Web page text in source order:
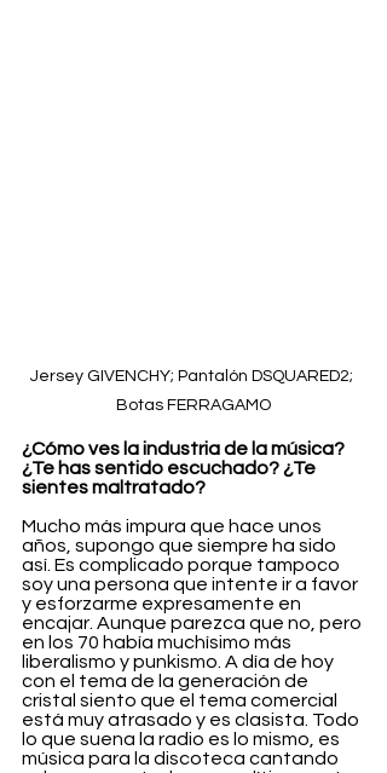
Jersey GIVENCHY; Pantalón DSQUARED2;
Botas FERRAGAMO
¿Cómo ves la industria de la música?
¿Te has sentido escuchado? ¿Te
sientes maltratado?
Mucho más impura que hace unos
años, supongo que siempre ha sido
así. Es complicado porque tampoco
soy una persona que intente ir a favor
y esforzarme expresamente en
encajar. Aunque parezca que no, pero
en los 70 había muchísimo más
liberalismo y punkismo. A día de hoy
con el tema de la generación de
cristal siento que el tema comercial
está muy atrasado y es clasista. Todo
lo que suena la radio es lo mismo, es
música para la discoteca cantando